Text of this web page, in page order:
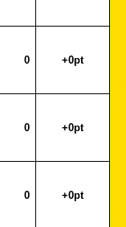
0 +0pt
0 +0pt
0 +0pt